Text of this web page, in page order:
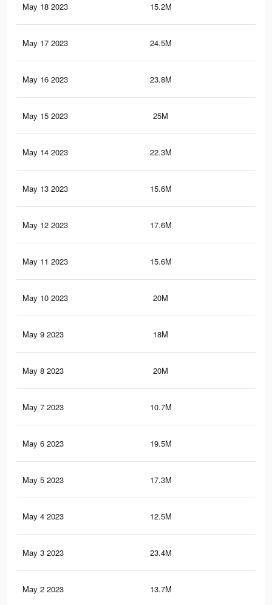
May 18 2023 15.2M
May 17 2023 24.5M
May 16 2023 23.8M
May 15 2023 25M
May 14 2023 22.3M
May 13 2023 15.6M
May 12 2023 17.6M
May 11 2023 15.6M
May 10 2023 20M
May 9 2023 18M
May 8 2023 20M
May 7 2023 10.7M
May 6 2023 19.5M
May 5 2023 17.3M
May 4 2023 12.5M
May 3 2023 23.4M
May 2 2023 13.7M